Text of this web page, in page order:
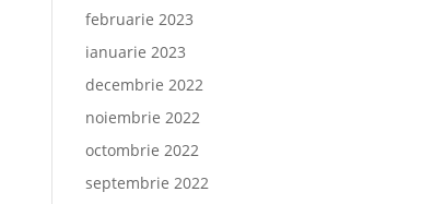
februarie 2023
ianuarie 2023
decembrie 2022
noiembrie 2022
octombrie 2022
septembrie 2022